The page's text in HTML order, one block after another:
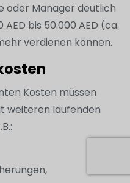
oder Manager deutlich
bis 50.000 AED (ca.
verdienen können.
Kosten müssen
weiteren laufenden